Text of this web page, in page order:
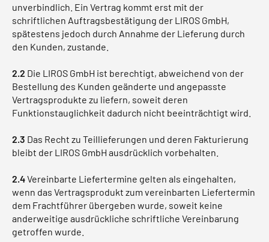
unverbindlich. Ein Vertrag kommt erst mit der
schriftlichen Auftragsbestätigung der LIROS GmbH,
spätestens jedoch durch Annahme der Lieferung durch
den Kunden, zustande.
2.2 Die LIROS GmbH ist berechtigt, abweichend von der
Bestellung des Kunden geänderte und angepasste
Vertragsprodukte zu liefern, soweit deren
Funktionstauglichkeit dadurch nicht beeinträchtigt wird.
2.3 Das Recht zu Teillieferungen und deren Fakturierung
bleibt der LIROS GmbH ausdrücklich vorbehalten.
2.4Vereinbarte Liefertermine gelten als eingehalten,
wenn das Vertragsprodukt zum vereinbarten Liefertermin
dem Frachtführer übergeben wurde, soweit keine
anderweitige ausdrückliche schriftliche Vereinbarung
getroffen wurde.